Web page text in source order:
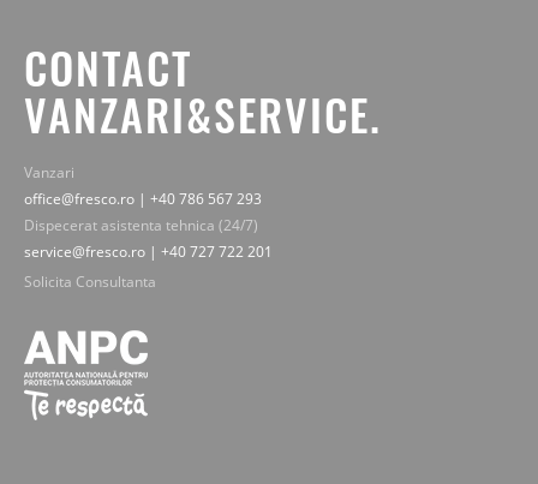
CONTACT
VANZARI&SERVICE.
Vanzari
office@fresco.ro | +40 786 567 293
Dispecerat asistenta tehnica (24/7)
service@fresco.ro | +40 727 722 201
Solicita Consultanta